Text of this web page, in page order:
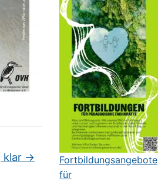
klar →
Fortbildungsangebote
für